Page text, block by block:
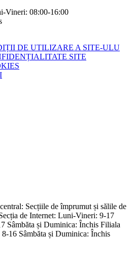
Vineri: 08:00-16:00
DE UTILIZARE A SITE-ULU
SITE
Secțiile de împrumut și sălile de
de Internet: Luni-Vineri: 9-17
Sâmbăta și Duminica: Închis Filiala
16 Sâmbăta și Duminica: Închis